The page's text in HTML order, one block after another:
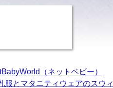
（ネットベビー）
服とマタニティウェアのスウィ